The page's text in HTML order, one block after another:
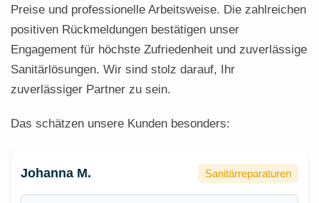
Preise und professionelle Arbeitsweise. Die zahlreichen
positiven Rückmeldungen bestätigen unser
Engagement für höchste Zufriedenheit und zuverlässige
Sanitärlösungen. Wir sind stolz darauf, Ihr
zuverlässiger Partner zu sein.
Das schätzen unsere Kunden besonders:
Johanna M. Sanitärreparaturen